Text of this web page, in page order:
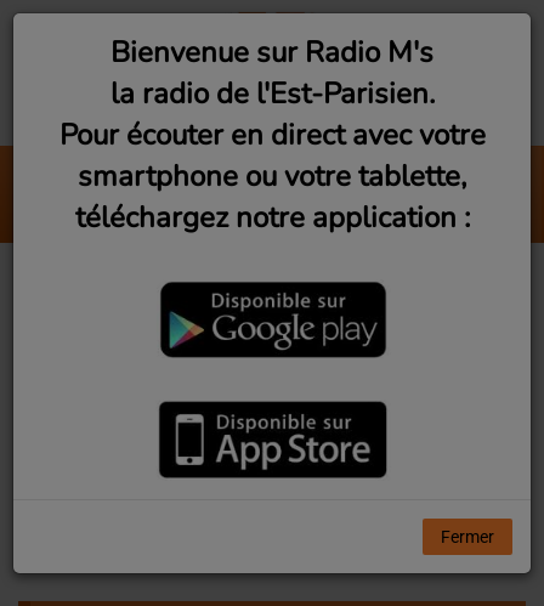
Somewhere Over The Rainbow
Israel Kamakawiwo'ole
Next
Bienvenue sur Radio M's
la radio de l'Est-Parisien.
Pour écouter en direct avec votre
smartphone ou votre tablette,
téléchargez notre application :
Fermer